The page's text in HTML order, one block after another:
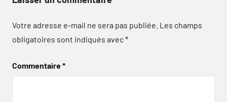
Votre adresse e-mail ne sera pas publiée. Les champs
obligatoires sont indiqués avec*
Commentaire*